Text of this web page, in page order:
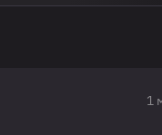
1